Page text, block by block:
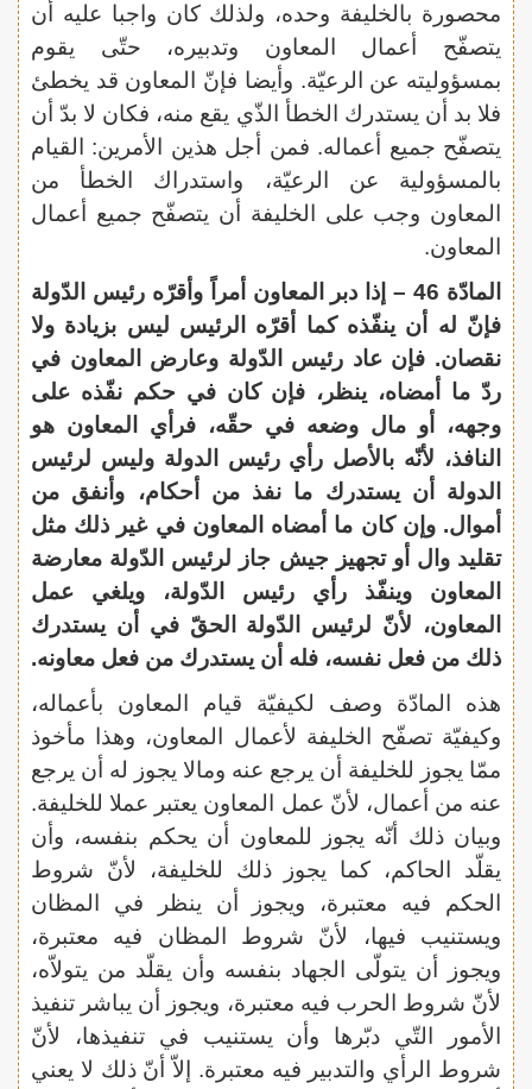
محصورة بالخليفة وحده، ولذلك كان واجبا عليه أن
يتصفّح أعمال المعاون وتدبيره، حتّى يقوم
بمسؤوليته عن الرعيّة. وأيضا فإنّ المعاون قد يخطئ
فلا بد أن يستدرك الخطأ الذّي يقع منه، فكان لا بدّ أن
يتصفّح جميع أعماله. فمن أجل هذين الأمرين: القيام
بالمسؤولية عن الرعيّة، واستدراك الخطأ من
المعاون وجب على الخليفة أن يتصفّح جميع أعمال
المعاون.
المادّة 46 – إذا دبر المعاون أمراً وأقرّه رئيس الدّولة
فإنّ له أن ينفّذه كما أقرّه الرئيس ليس بزيادة ولا
نقصان. فإن عاد رئيس الدّولة وعارض المعاون في
ردّ ما أمضاه، ينظر، فإن كان في حكم نفّذه على
وجهه، أو مال وضعه في حقّه، فرأي المعاون هو
النافذ، لأنّه بالأصل رأي رئيس الدولة وليس لرئيس
الدولة أن يستدرك ما نفذ من أحكام، وأنفق من
أموال. وإن كان ما أمضاه المعاون في غير ذلك مثل
تقليد وال أو تجهيز جيش جاز لرئيس الدّولة معارضة
المعاون وينفّذ رأي رئيس الدّولة، ويلغي عمل
المعاون، لأنّ لرئيس الدّولة الحقّ في أن يستدرك
ذلك من فعل نفسه، فله أن يستدرك من فعل معاونه.
هذه المادّة وصف لكيفيّة قيام المعاون بأعماله،
وكيفيّة تصفّح الخليفة لأعمال المعاون، وهذا مأخوذ
ممّا يجوز للخليفة أن يرجع عنه ومالا يجوز له أن يرجع
عنه من أعمال، لأنّ عمل المعاون يعتبر عملا للخليفة.
وبيان ذلك أنّه يجوز للمعاون أن يحكم بنفسه، وأن
يقلّد الحاكم، كما يجوز ذلك للخليفة، لأنّ شروط
الحكم فيه معتبرة، ويجوز أن ينظر في المظان
ويستنيب فيها، لأنّ شروط المظان فيه معتبرة،
ويجوز أن يتولّى الجهاد بنفسه وأن يقلّد من يتولاّه،
لأنّ شروط الحرب فيه معتبرة، ويجوز أن يباشر تنفيذ
الأمور التّي دبّرها وأن يستنيب في تنفيذها، لأنّ
شروط الرأي والتدبير فيه معتبرة. إلاّ أنّ ذلك لا يعني